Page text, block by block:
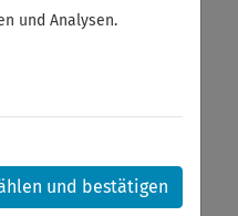
und Analysen.
und bestätigen